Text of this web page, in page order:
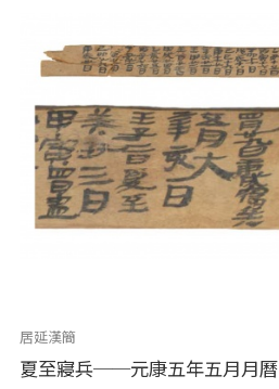
居延漢簡
夏至寢兵──元康五年五月月曆